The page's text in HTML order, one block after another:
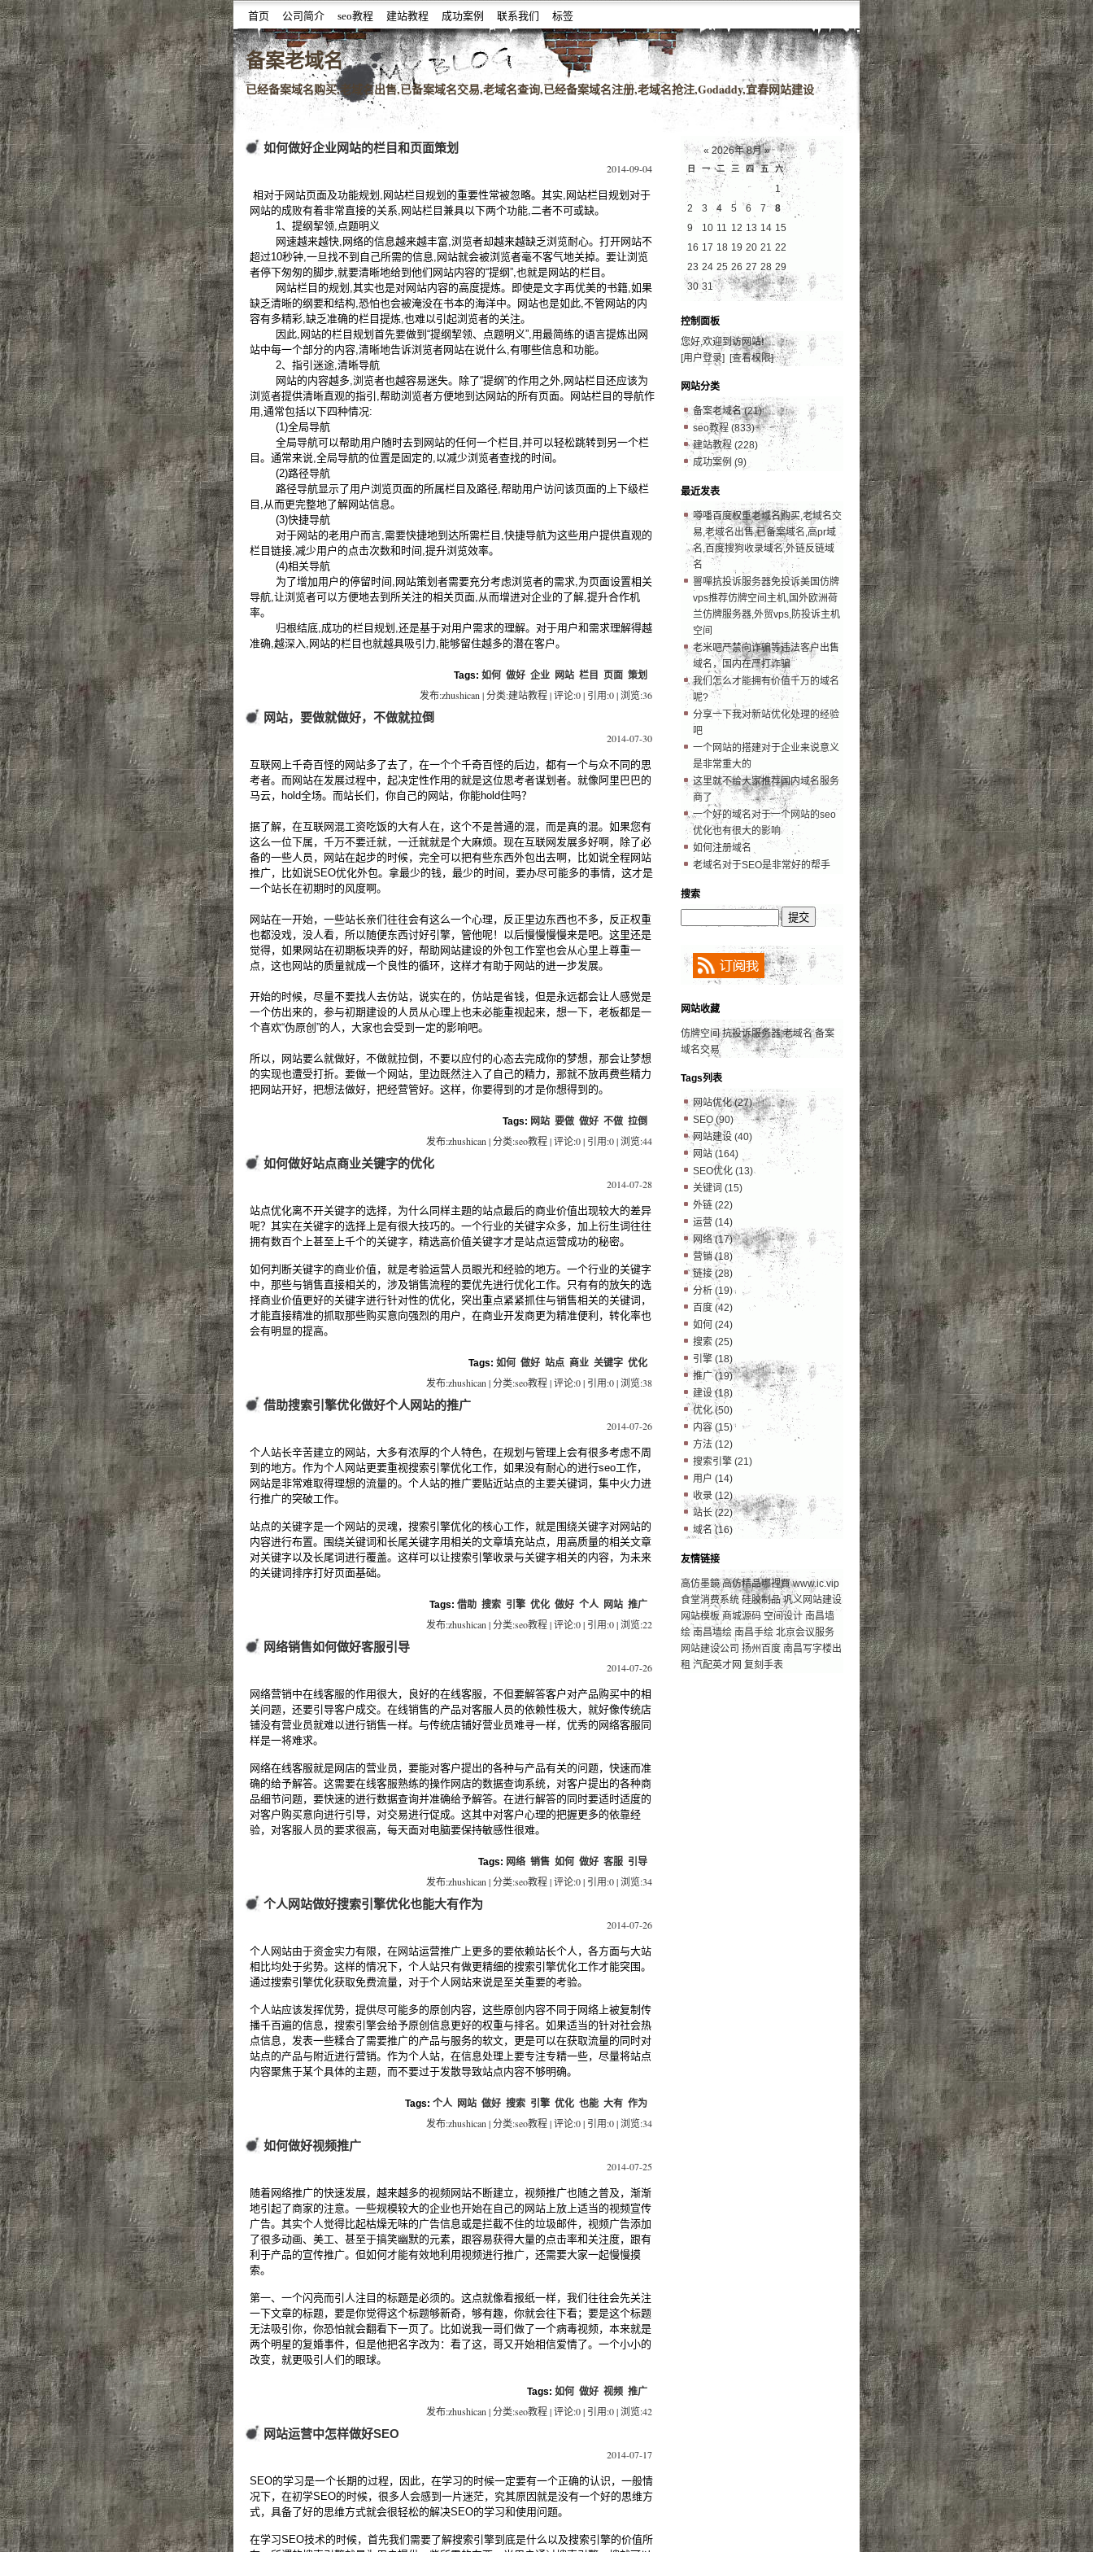
首页 公司简介 seo教程 建站教程 成功案例 联系我们 标签
噆噇已备案域名百度权重域名老域名购买,老域名交易,老域名出售,高pr域名,百度搜狗收录域名,外链反链域名
备案老域名
已经备案域名购买,老域名出售,已备案域名交易,老域名查询,已经备案域名注册,老域名抢注,Godaddy,宜春网站建设
如何做好企业网站的栏目和页面策划
2014-09-04
相对于网站页面及功能规划,网站栏目规划的重要性常被忽略。其实,网站栏目规划对于
网站的成败有着非常直接的关系,网站栏目兼具以下两个功能,二者不可或缺。
1、提纲挈领,点题明义
网速越来越快,网络的信息越来越丰富,浏览者却越来越缺乏浏览耐心。打开网站不
超过10秒钟,一旦找不到自己所需的信息,网站就会被浏览者毫不客气地关掉。要让浏览
者停下匆匆的脚步,就要清晰地给到他们网站内容的“提纲”,也就是网站的栏目。
网站栏目的规划,其实也是对网站内容的高度提炼。即使是文字再优美的书籍,如果
缺乏清晰的纲要和结构,恐怕也会被淹没在书本的海洋中。网站也是如此,不管网站的内
容有多精彩,缺乏准确的栏目提炼,也难以引起浏览者的关注。
因此,网站的栏目规划首先要做到“提纲挈领、点题明义”,用最简练的语言提炼出网
站中每一个部分的内容,清晰地告诉浏览者网站在说什么,有哪些信息和功能。
2、指引迷途,清晰导航
网站的内容越多,浏览者也越容易迷失。除了“提纲”的作用之外,网站栏目还应该为
浏览者提供清晰直观的指引,帮助浏览者方便地到达网站的所有页面。网站栏目的导航作
用,通常包括以下四种情况:
(1)全局导航
全局导航可以帮助用户随时去到网站的任何一个栏目,并可以轻松跳转到另一个栏
目。通常来说,全局导航的位置是固定的,以减少浏览者查找的时间。
(2)路径导航
路径导航显示了用户浏览页面的所属栏目及路径,帮助用户访问该页面的上下级栏
目,从而更完整地了解网站信息。
(3)快捷导航
对于网站的老用户而言,需要快捷地到达所需栏目,快捷导航为这些用户提供直观的
栏目链接,减少用户的点击次数和时间,提升浏览效率。
(4)相关导航
为了增加用户的停留时间,网站策划者需要充分考虑浏览者的需求,为页面设置相关
导航,让浏览者可以方便地去到所关注的相关页面,从而增进对企业的了解,提升合作机
率。
归根结底,成功的栏目规划,还是基于对用户需求的理解。对于用户和需求理解得越
准确,越深入,网站的栏目也就越具吸引力,能够留住越多的潜在客户。
Tags: 如何 做好 企业 网站 栏目 页面 策划
发布:zhushican | 分类:建站教程 | 评论:0 | 引用:0 | 浏览:36
网站，要做就做好，不做就拉倒
2014-07-30
互联网上千奇百怪的网站多了去了，在一个个千奇百怪的后边，都有一个与众不同的思
考者。而网站在发展过程中，起决定性作用的就是这位思考者谋划者。就像阿里巴巴的
马云，hold全场。而站长们，你自己的网站，你能hold住吗？
据了解，在互联网混工资吃饭的大有人在，这个不是普通的混，而是真的混。如果您有
这么一位下属，千万不要迁就，一迁就就是个大麻烦。现在互联网发展多好啊，除了必
备的一些人员，网站在起步的时候，完全可以把有些东西外包出去啊，比如说全程网站
推广，比如说SEO优化外包。拿最少的钱，最少的时间，要办尽可能多的事情，这才是
一个站长在初期时的风度啊。
网站在一开始，一些站长亲们往往会有这么一个心理，反正里边东西也不多，反正权重
也都没戏，没人看，所以随便东西讨好引擎，管他呢！以后慢慢慢慢来是吧。这里还是
觉得，如果网站在初期板块弄的好，帮助网站建设的外包工作室也会从心里上尊重一
点，这也网站的质量就成一个良性的循环，这样才有助于网站的进一步发展。
开始的时候，尽量不要找人去仿站，说实在的，仿站是省钱，但是永远都会让人感觉是
一个仿出来的，参与初期建设的人员从心理上也未必能重视起来，想一下，老板都是一
个喜欢“伪原创”的人，大家也会受到一定的影响吧。
所以，网站要么就做好，不做就拉倒，不要以应付的心态去完成你的梦想，那会让梦想
的实现也遭受打折。要做一个网站，里边既然注入了自己的精力，那就不放再费些精力
把网站开好，把想法做好，把经营管好。这样，你要得到的才是你想得到的。
Tags: 网站 要做 做好 不做 拉倒
发布:zhushican | 分类:seo教程 | 评论:0 | 引用:0 | 浏览:44
如何做好站点商业关键字的优化
2014-07-28
站点优化离不开关键字的选择，为什么同样主题的站点最后的商业价值出现较大的差异
呢？其实在关键字的选择上是有很大技巧的。一个行业的关键字众多，加上衍生词往往
拥有数百个上甚至上千个的关键字，精选高价值关键字才是站点运营成功的秘密。
如何判断关键字的商业价值，就是考验运营人员眼光和经验的地方。一个行业的关键字
中，那些与销售直接相关的，涉及销售流程的要优先进行优化工作。只有有的放矢的选
择商业价值更好的关键字进行针对性的优化，突出重点紧紧抓住与销售相关的关键词，
才能直接精准的抓取那些购买意向强烈的用户，在商业开发商更为精准便利，转化率也
会有明显的提高。
Tags: 如何 做好 站点 商业 关键字 优化
发布:zhushican | 分类:seo教程 | 评论:0 | 引用:0 | 浏览:38
借助搜索引擎优化做好个人网站的推广
2014-07-26
个人站长辛苦建立的网站，大多有浓厚的个人特色，在规划与管理上会有很多考虑不周
到的地方。作为个人网站更要重视搜索引擎优化工作，如果没有耐心的进行seo工作，
网站是非常难取得理想的流量的。个人站的推广要贴近站点的主要关键词，集中火力进
行推广的突破工作。
站点的关键字是一个网站的灵魂，搜索引擎优化的核心工作，就是围绕关键字对网站的
内容进行布置。围绕关键词和长尾关键字用相关的文章填充站点，用高质量的相关文章
对关键字以及长尾词进行覆盖。这样可以让搜索引擎收录与关键字相关的内容，为未来
的关键词排序打好页面基础。
Tags: 借助 搜索 引擎 优化 做好 个人 网站 推广
发布:zhushican | 分类:seo教程 | 评论:0 | 引用:0 | 浏览:22
网络销售如何做好客服引导
2014-07-26
网络营销中在线客服的作用很大，良好的在线客服，不但要解答客户对产品购买中的相
关问题，还要引导客户成交。在线销售的产品对客服人员的依赖性极大，就好像传统店
铺没有营业员就难以进行销售一样。与传统店铺好营业员难寻一样，优秀的网络客服同
样是一将难求。
网络在线客服就是网店的营业员，要能对客户提出的各种与产品有关的问题，快速而准
确的给予解答。这需要在线客服熟练的操作网店的数据查询系统，对客户提出的各种商
品细节问题，要快速的进行数据查询并准确给予解答。在进行解答的同时要适时适度的
对客户购买意向进行引导，对交易进行促成。这其中对客户心理的把握更多的依靠经
验，对客服人员的要求很高，每天面对电脑要保持敏感性很难。
Tags: 网络 销售 如何 做好 客服 引导
发布:zhushican | 分类:seo教程 | 评论:0 | 引用:0 | 浏览:34
个人网站做好搜索引擎优化也能大有作为
2014-07-26
个人网站由于资金实力有限，在网站运营推广上更多的要依赖站长个人，各方面与大站
相比均处于劣势。这样的情况下，个人站只有做更精细的搜索引擎优化工作才能突围。
通过搜索引擎优化获取免费流量，对于个人网站来说是至关重要的考验。
个人站应该发挥优势，提供尽可能多的原创内容，这些原创内容不同于网络上被复制传
播千百遍的信息，搜索引擎会给予原创信息更好的权重与排名。如果适当的针对社会热
点信息，发表一些糅合了需要推广的产品与服务的软文，更是可以在获取流量的同时对
站点的产品与附近进行营销。作为个人站，在信息处理上要专注专精一些，尽量将站点
内容聚焦于某个具体的主题，而不要过于发散导致站点内容不够明确。
Tags: 个人 网站 做好 搜索 引擎 优化 也能 大有 作为
发布:zhushican | 分类:seo教程 | 评论:0 | 引用:0 | 浏览:34
如何做好视频推广
2014-07-25
随着网络推广的快速发展，越来越多的视频网站不断建立，视频推广也随之普及，渐渐
地引起了商家的注意。一些规模较大的企业也开始在自己的网站上放上适当的视频宣传
广告。其实个人觉得比起枯燥无味的广告信息或是拦截不住的垃圾邮件，视频广告添加
了很多动画、美工、甚至于搞笑幽默的元素，跟容易获得大量的点击率和关注度，跟有
利于产品的宣传推广。但如何才能有效地利用视频进行推广，还需要大家一起慢慢摸
索。
第一、一个闪亮而引人注目的标题是必须的。这点就像看报纸一样，我们往往会先关注
一下文章的标题，要是你觉得这个标题够新奇，够有趣，你就会往下看；要是这个标题
无法吸引你，你恐怕就会翻看下一页了。比如说我一哥们做了一个病毒视频，本来就是
两个明星的复婚事件，但是他把名字改为：看了这，哥又开始相信爱情了。一个小小的
改变，就更吸引人们的眼球。
Tags: 如何 做好 视频 推广
发布:zhushican | 分类:seo教程 | 评论:0 | 引用:0 | 浏览:42
网站运营中怎样做好SEO
2014-07-17
SEO的学习是一个长期的过程，因此，在学习的时候一定要有一个正确的认识，一般情
况下，在初学SEO的时候，很多人会感到一片迷茫，究其原因就是没有一个好的思维方
式，具备了好的思维方式就会很轻松的解决SEO的学习和使用问题。
在学习SEO技术的时候，首先我们需要了解搜索引擎到底是什么以及搜索引擎的价值所
« 2026年 8月 »
日 一 二 三 四 五 六
1
2
3 4 5 6 7
8
9
10 11 12 13 14 15
16 17 18 19 20 21 22
23 24 25 26 27 28 29
30 31
控制面板
您好,欢迎到访网站!
[用户登录]
[查看权限]
网站分类
备案老域名(21)
seo教程 (833)
建站教程 (228)
成功案例 (9)
最近发表
噂噃百度权重老域名购买,老域名交
易,老域名出售,已备案域名,高pr域
名,百度搜狗收录域名,外链反链域
名
嘼嘽抗投诉服务器免投诉美国仿牌
vps推荐仿牌空间主机,国外欧洲荷
兰仿牌服务器,外贸vps,防投诉主机
空间
老米吧严禁向诈骗等违法客户出售
域名，国内在严打诈骗
我们怎么才能拥有价值千万的域名
呢?
分享一下我对新站优化处理的经验
吧
一个网站的搭建对于企业来说意义
是非常重大的
这里就不给大家推荐国内域名服务
商了
一个好的域名对于一个网站的seo
优化也有很大的影响
如何注册域名
老域名对于SEO是非常好的帮手
搜索
网站收藏
仿牌空间 抗投诉服务器 老域名 备案
域名交易
Tags列表
网站优化(27)
SEO(90)
网站建设 (40)
网站(164)
SEO优化 (13)
关键词 (15)
外链 (22)
运营 (14)
网络(17)
营销(18)
链接 (28)
分析 (19)
百度(42)
如何 (24)
搜索 (25)
引擎 (18)
推广(19)
建设(18)
优化(50)
内容 (15)
方法 (12)
搜索引擎 (21)
用户 (14)
收录 (12)
站长(22)
域名 (16)
友情链接
高仿墨鏡 高仿精品哪裡買 www.ic.vip
食堂消费系统 硅胶制品 巩义网站建设
网站模板 商城源码 空间设计 南昌墙
绘 南昌墙绘 南昌手绘 北京会议服务
网站建设公司 扬州百度 南昌写字楼出
租 汽配英才网 复刻手表